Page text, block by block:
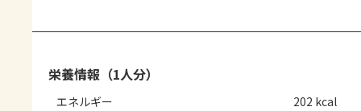
栄養情報（1人分）
エネルギー 202 kcal